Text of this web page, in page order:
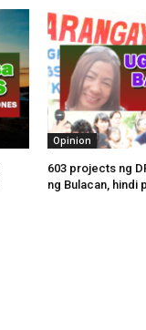
Opinion
603 projects ng
ng Bulacan, hindi